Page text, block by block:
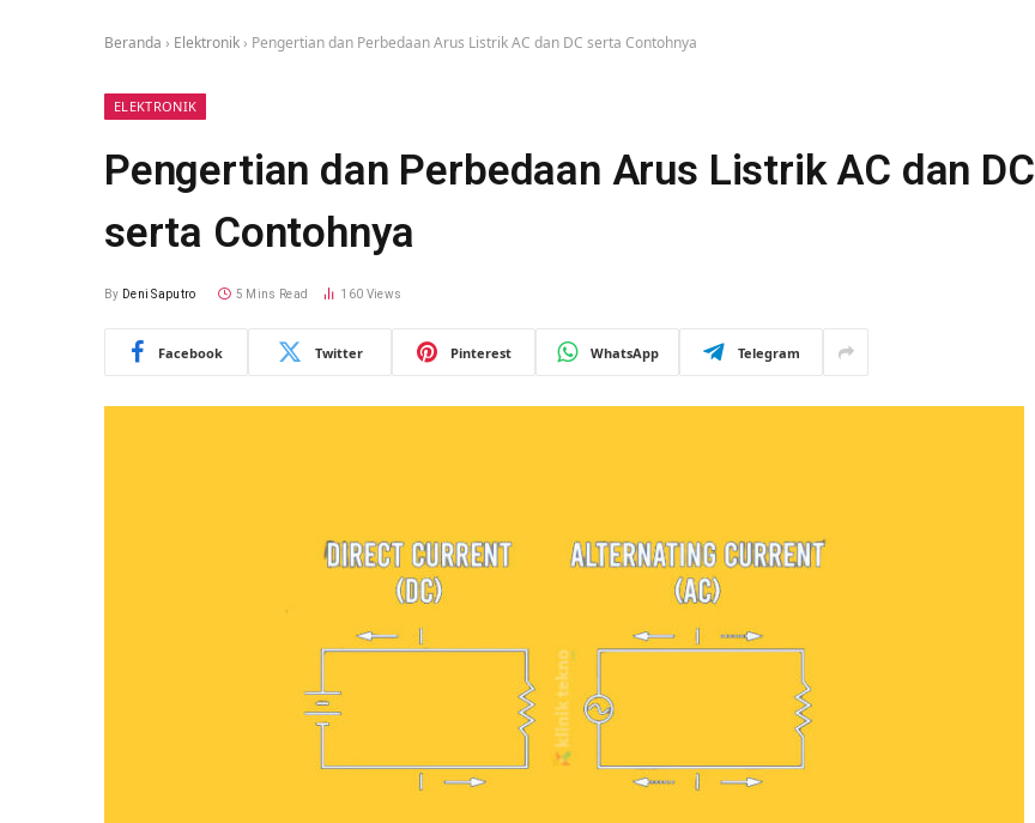
Beranda › Elektronik › Pengertian dan Perbedaan Arus Listrik AC dan DC serta Contohnya
ELEKTRONIK
Pengertian dan Perbedaan Arus Listrik AC dan DC
serta Contohnya
By Deni Saputro 5 Mins Read 160 Views
Facebook Twitter Pinterest WhatsApp Telegram